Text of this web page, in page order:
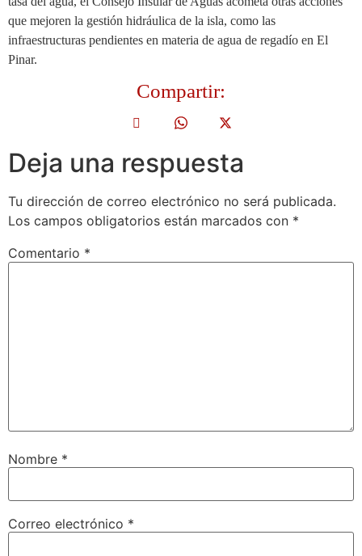
que mejoren la gestión hidráulica de la isla, como las
infraestructuras pendientes en materia de agua de regadío en El
Pinar.
Compartir:
Deja una respuesta
Tu dirección de correo electrónico no será publicada.
Los campos obligatorios están marcados con *
Comentario *
Nombre *
Correo electrónico *